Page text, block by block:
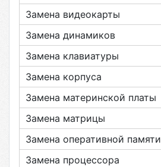
Замена видеокарты
Замена динамиков
Замена клавиатуры
Замена корпуса
Замена материнской платы
Замена матрицы
Замена оперативной памяти
Замена процессора